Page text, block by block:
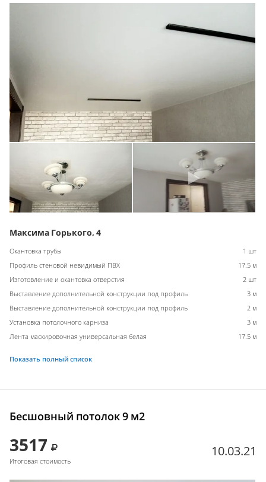
Максима Горького, 4
Окантовка трубы
1 шт
Профиль стеновой невидимый ПВХ
17.5 м
Изготовление и окантовка отверстия
2 шт
Выставление дополнительной конструкции под профиль
3 м
Выставление дополнительной конструкции под профиль
2 м
Установка потолочного карниза
3 м
Лента маскировочная универсальная белая
17.5 м
Показать полный список
Бесшовный потолок 9 м2
3517
Итоговая стоимость
10.03.21